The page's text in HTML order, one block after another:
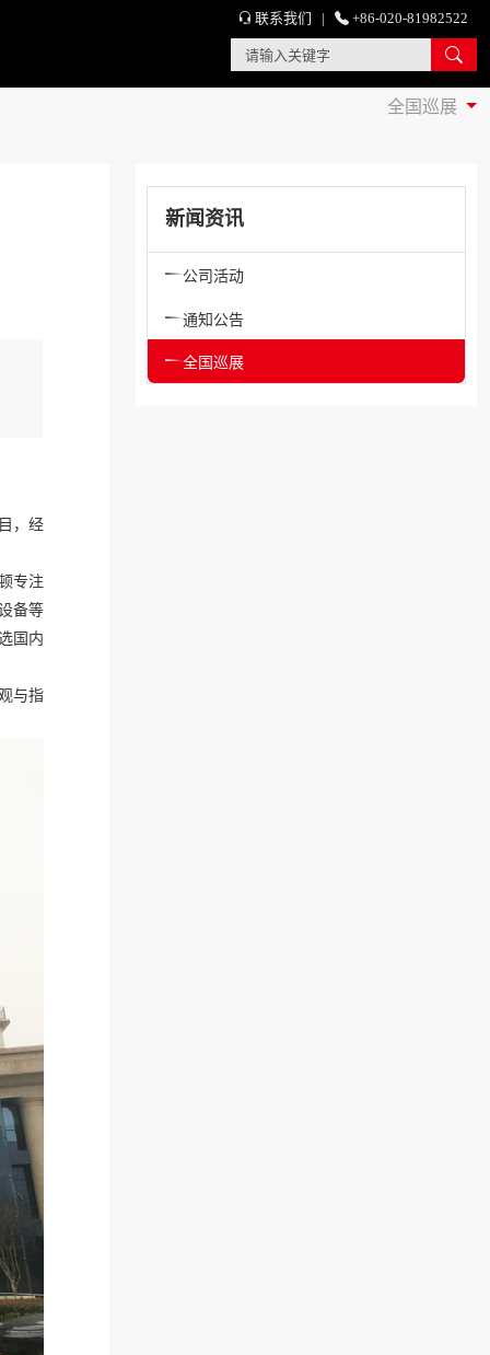
联系我们 | +86-020-81982522
全国巡展
，经
专注
备等
国内
与指
新闻资讯
公司活动
通知公告
全国巡展